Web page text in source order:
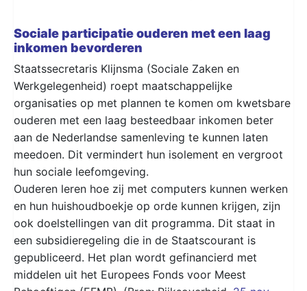
Sociale participatie ouderen met een laag
inkomen bevorderen
Staatssecretaris Klijnsma (Sociale Zaken en
Werkgelegenheid) roept maatschappelijke
organisaties op met plannen te komen om kwetsbare
ouderen met een laag besteedbaar inkomen beter
aan de Nederlandse samenleving te kunnen laten
meedoen. Dit vermindert hun isolement en vergroot
hun sociale leefomgeving.
Ouderen leren hoe zij met computers kunnen werken
en hun huishoudboekje op orde kunnen krijgen, zijn
ook doelstellingen van dit programma. Dit staat in
een subsidieregeling die in de Staatscourant is
gepubliceerd. Het plan wordt gefinancierd met
middelen uit het Europees Fonds voor Meest